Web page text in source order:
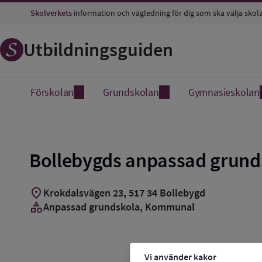
Vi använder kakor
Skolverkets information och vägledning för dig som ska välja
Utbildningsguiden
Förskolan Grundskolan Gymnasieskolan
Bollebygds anpassad
Spara
location_on Krokdalsvägen 23, 517 34 Bollebygd
categoryAnpassad grundskola, Kommunal